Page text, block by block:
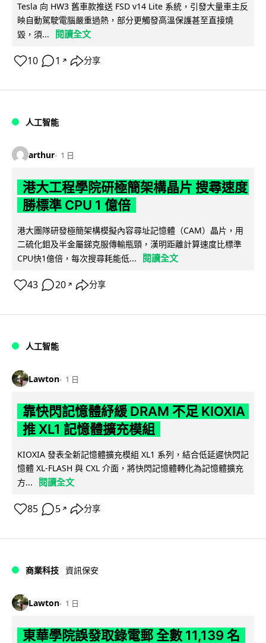
Tesla 向 HW3 舊車款推送 FSD v14 Lite 系統，引發大量車主反
映自動駕駛電腦嚴重過熱，部分更觸發高溫保護甚至直接燒
毀，須...
閱讀全文
10 1 ↗ 分享
人工智能
arthur 1 日
港大工程學院研極簡架構晶片 搜尋速度
勝標準 CPU 1 億倍
港大團隊研發極簡架構模擬內容尋址記憶體（CAM）晶片，用
二硫化鉬及半金屬銻克服傳輸瓶頸，漢明距離計算速度比標準
CPU快1億倍，每次搜尋耗能低...
閱讀全文
43 20 ↗ 分享
人工智能
Lawton 1 日
靠快閃記憶體紓緩 DRAM 不足 KIOXIA
推 XL1 記憶體擴充模組
KIOXIA 發表全新記憶體擴充模組 XL1 系列，結合低延遲快閃記
憶體 XL-FLASH 與 CXL 介面，將快閃記憶體轉化為記憶體擴充
方...
閱讀全文
85 5 ↗ 分享
商業科技 資訊保安
Lawton 1 日
東華學院誤發取錄電郵 全數 11,139 名